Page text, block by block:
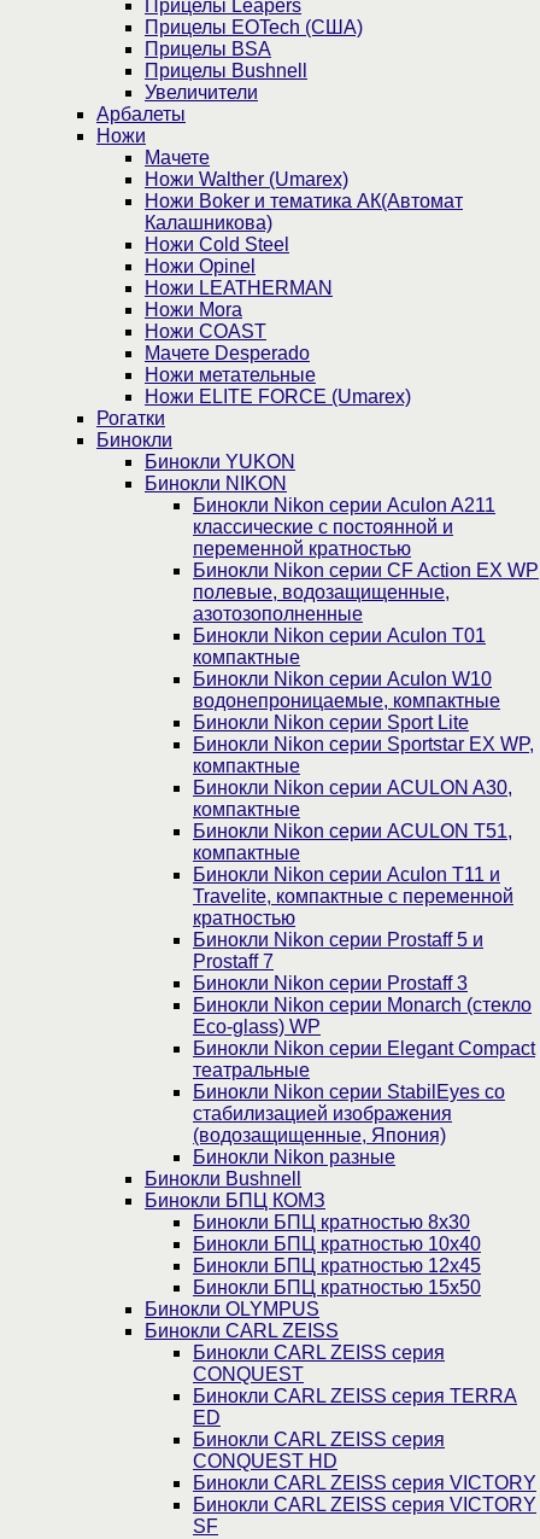
Прицелы Leapers
Прицелы EOTech (США)
Прицелы BSA
Прицелы Bushnell
Увеличители
Арбалеты
Ножи
Мачете
Ножи Walther (Umarex)
Ножи Boker и тематика АК(Автомат
Калашникова)
Ножи Cold Steel
Ножи Opinel
Ножи LEATHERMAN
Ножи Mora
Ножи COAST
Мачете Desperado
Ножи метательные
Ножи ELITE FORCE (Umarex)
Рогатки
Бинокли
Бинокли YUKON
Бинокли NIKON
Бинокли Nikon серии Aculon A211
классические с постоянной и
переменной кратностью
Бинокли Nikon серии СF Action EX WP
полевые, водозащищенные,
азотозополненные
Бинокли Nikon серии Aculon T01
компактные
Бинокли Nikon серии Aculon W10
водонепроницаемые, компактные
Бинокли Nikon серии Sport Lite
Бинокли Nikon серии Sportstar EX WP,
компактные
Бинокли Nikon серии ACULON A30,
компактные
Бинокли Nikon серии ACULON Т51,
компактные
Бинокли Nikon серии Aculon T11 и
Travelite, компактные с переменной
кратностью
Бинокли Nikon серии Prostaff 5 и
Prostaff 7
Бинокли Nikon серии Prostaff 3
Бинокли Nikon серии Monarch (стекло
Eco-glass) WP
Бинокли Nikon серии Elegant Compact
театральные
Бинокли Nikon серии StabilEyes со
стабилизацией изображения
(водозащищенные, Япония)
Бинокли Nikon разные
Бинокли Bushnell
Бинокли БПЦ КОМЗ
Бинокли БПЦ кратностью 8х30
Бинокли БПЦ кратностью 10х40
Бинокли БПЦ кратностью 12х45
Бинокли БПЦ кратностью 15х50
Бинокли OLYMPUS
Бинокли CARL ZEISS
Бинокли CARL ZEISS серия
CONQUEST
Бинокли CARL ZEISS серия TERRA
ED
Бинокли CARL ZEISS серия
CONQUEST HD
Бинокли CARL ZEISS серия VICTORY
Бинокли CARL ZEISS серия VICTORY
SF